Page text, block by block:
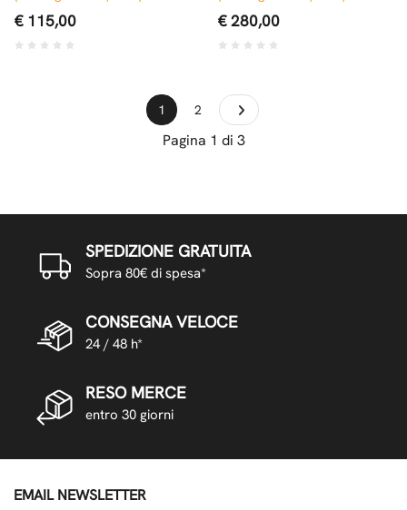
€ 115,00 € 280,00
1 2
Pagina 1 di 3
SPEDIZIONE GRATUITA
Sopra 80€ di spesa*
CONSEGNA VELOCE
24 / 48 h*
RESO MERCE
entro 30 giorni
EMAIL NEWSLETTER